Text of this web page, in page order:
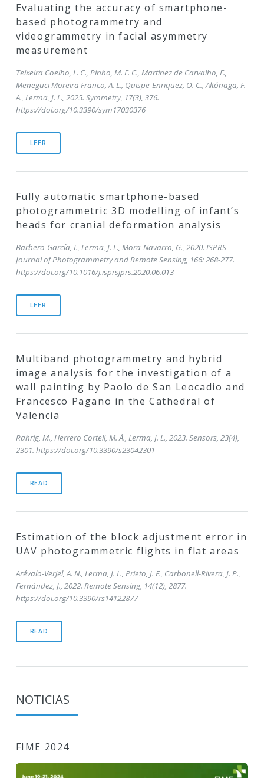
Evaluating the accuracy of smartphone-
based photogrammetry and
videogrammetry in facial asymmetry
measurement
Teixeira Coelho, L. C., Pinho, M. F. C., Martinez de Carvalho, F.,
Meneguci Moreira Franco, A. L., Quispe-Enriquez, O. C., Altónaga, F.
A., Lerma, J. L., 2025. Symmetry, 17(3), 376.
https://doi.org/10.3390/sym17030376
LEER
Fully automatic smartphone-based
photogrammetric 3D modelling of infant’s
heads for cranial deformation analysis
Barbero-García, I., Lerma, J. L., Mora-Navarro, G., 2020. ISPRS
Journal of Photogrammetry and Remote Sensing, 166: 268-277.
https://doi.org/10.1016/j.isprsjprs.2020.06.013
LEER
Multiband photogrammetry and hybrid
image analysis for the investigation of a
wall painting by Paolo de San Leocadio and
Francesco Pagano in the Cathedral of
Valencia
Rahrig, M., Herrero Cortell, M. Á., Lerma, J. L., 2023. Sensors, 23(4),
2301. https://doi.org/10.3390/s23042301
READ
Estimation of the block adjustment error in
UAV photogrammetric flights in flat areas
Arévalo-Verjel, A. N., Lerma, J. L., Prieto, J. F., Carbonell-Rivera, J. P.,
Fernández, J., 2022. Remote Sensing, 14(12), 2877.
https://doi.org/10.3390/rs14122877
READ
NOTICIAS
FIME 2024